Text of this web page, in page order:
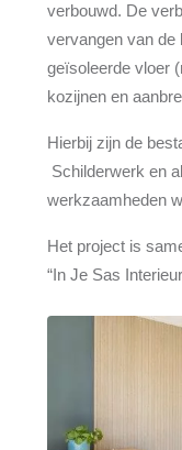
verbouwd. De
vervangen van de
geïsoleerde vloer
kozijnen en
Hierbij zijn de
Schilderwerk en
werkzaamheden
Het project is
“In Je Sas